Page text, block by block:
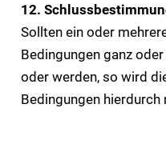
12.
Sollten ein oder
Bedingungen ganz
oder werden, so wird
Bedingungen hierdurch